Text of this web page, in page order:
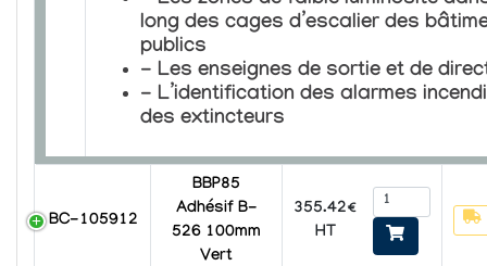
long des cages d’escalier des
publics
- Les enseignes de sortie et de
- L’identification des alarmes
des extincteurs
BC-105912
BBP85
Adhésif B-
526 100mm
Vert
355.42€
HT